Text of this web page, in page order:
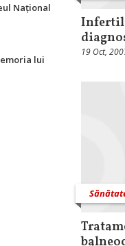
Național
lui
19 Oct,